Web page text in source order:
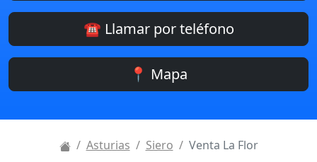
☎️ Llamar por teléfono
📍 Mapa
Asturias Siero Venta La Flor